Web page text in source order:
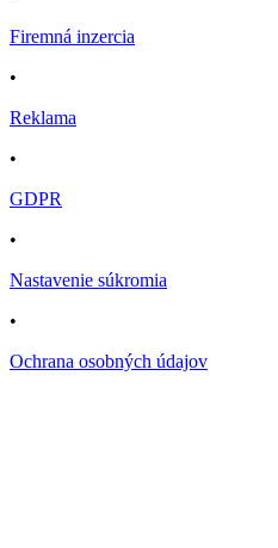
Firemná inzercia
•
Reklama
•
GDPR
•
Nastavenie súkromia
•
Ochrana osobných údajov